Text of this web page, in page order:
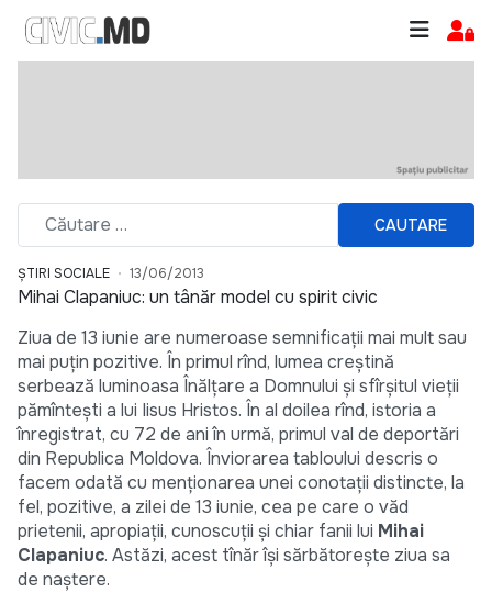
CAUTARE
ȘTIRI SOCIALE 13/06/2013
Mihai Clapaniuc: un tânăr model cu spirit civic
Ziua de 13 iunie are numeroase semnificații mai mult sau
mai puțin pozitive. În primul rînd, lumea creștină
serbează luminoasa Înălțare a Domnului și sfîrșitul vieții
pămîntești a lui Iisus Hristos. În al doilea rînd, istoria a
înregistrat, cu 72 de ani în urmă, primul val de deportări
din Republica Moldova. Înviorarea tabloului descris o
facem odată cu menționarea unei conotații distincte, la
fel, pozitive, a zilei de 13 iunie, cea pe care o văd
prietenii, apropiații, cunoscuții și chiar fanii lui Mihai
Clapaniuc. Astăzi, acest tînăr își sărbătorește ziua sa
de naștere.